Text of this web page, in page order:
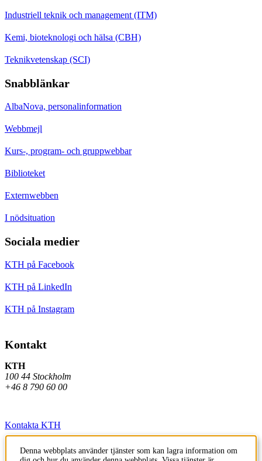
Industriell teknik och management (ITM)
Kemi, bioteknologi och hälsa (CBH)
Teknikvetenskap (SCI)
Snabblänkar
AlbaNova, personalinformation
Webbmejl
Kurs-, program- och gruppwebbar
Biblioteket
Externwebben
I nödsituation
Sociala medier
KTH på Facebook
KTH på LinkedIn
KTH på Instagram
Kontakt
KTH
100 44 Stockholm
+46 8 790 60 00
Kontakta KTH
Jobba på KTH
Denna webbplats använder tjänster som kan lagra information om